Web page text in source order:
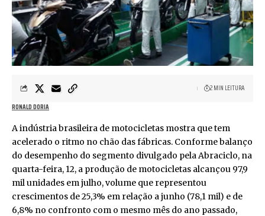
RONALD DORIA
2 MIN LEITURA
A indústria brasileira de motocicletas mostra que tem
acelerado o ritmo no chão das fábricas. Conforme balanço
do desempenho do segmento divulgado pela Abraciclo, na
quarta-feira, 12, a produção de motocicletas alcançou 97,9
mil unidades em julho, volume que representou
crescimentos de 25,3% em relação a junho (78,1 mil) e de
6,8% no confronto com o mesmo mês do ano passado,